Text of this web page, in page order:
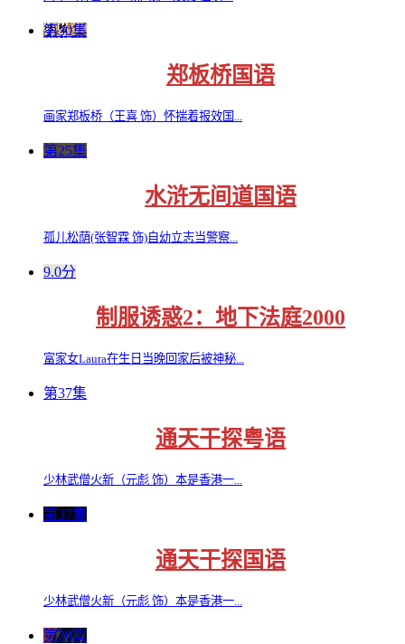
第30集
郑板桥国语
画家郑板桥（王喜 饰）怀揣着报效国...
第25集
水浒无间道国语
孤儿松荫(张智霖 饰)自幼立志当警察...
9.0分
制服诱惑2：地下法庭2000
富家女Laura在生日当晚回家后被神秘...
第37集
通天干探粤语
少林武僧火新（元彪 饰）本是香港一...
第37集
通天干探国语
少林武僧火新（元彪 饰）本是香港一...
第20集